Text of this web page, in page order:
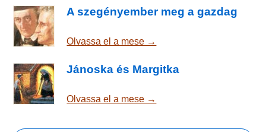
A szegényember meg a gazdag
Olvassa el a mese →
Jánoska és Margitka
Olvassa el a mese →